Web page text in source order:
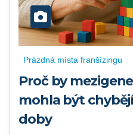
Prázdná místa franšízingu
Proč by
mohla být
doby